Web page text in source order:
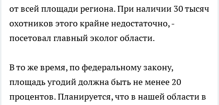
от всей площади региона. При наличии 30 тысяч
охотников этого крайне недостаточно, -
посетовал главный эколог области.
В то же время, по федеральному закону,
площадь угодий должна быть не менее 20
процентов. Планируется, что в нашей области в